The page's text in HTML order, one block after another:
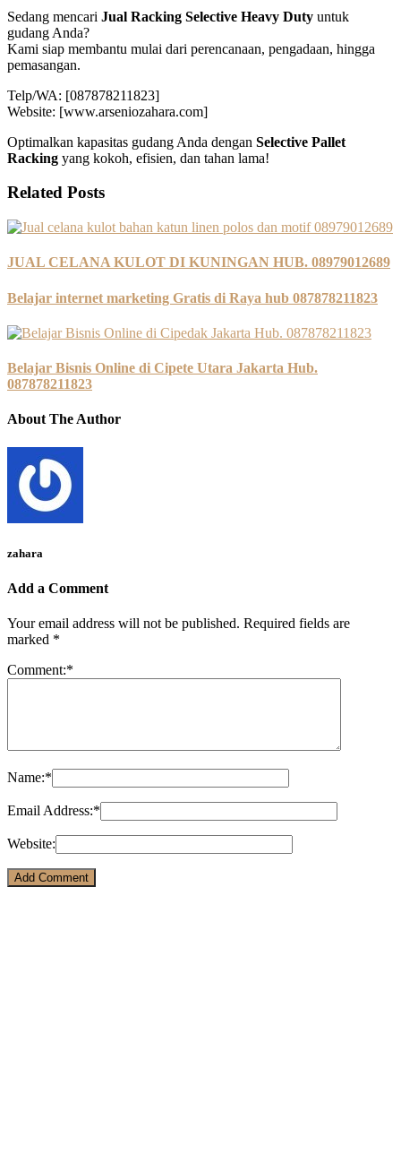
Sedang mencari Jual Racking Selective Heavy Duty untuk
gudang Anda?
Kami siap membantu mulai dari perencanaan, pengadaan, hingga
pemasangan.
Telp/WA: [087878211823]
Website: [www.arseniozahara.com]
Optimalkan kapasitas gudang Anda dengan Selective Pallet
Racking yang kokoh, efisien, dan tahan lama!
Related Posts
JUAL CELANA KULOT DI KUNINGAN HUB. 08979012689
Belajar internet marketing Gratis di Raya hub 087878211823
Belajar Bisnis Online di Cipete Utara Jakarta Hub.
087878211823
About The Author
zahara
Add a Comment
Your email address will not be published. Required fields are
marked *
Comment:*
Name:*
Email Address:*
Website: